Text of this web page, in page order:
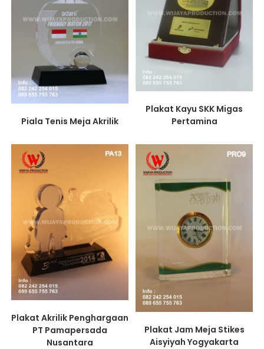
Piala Tenis Meja Akrilik
Plakat Kayu SKK Migas
Pertamina
Plakat Akrilik Penghargaan
PT Pamapersada
Nusantara
Plakat Jam Meja Stikes
Aisyiyah Yogyakarta